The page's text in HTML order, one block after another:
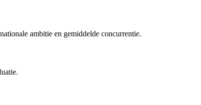
ambitie en gemiddelde concurrentie.